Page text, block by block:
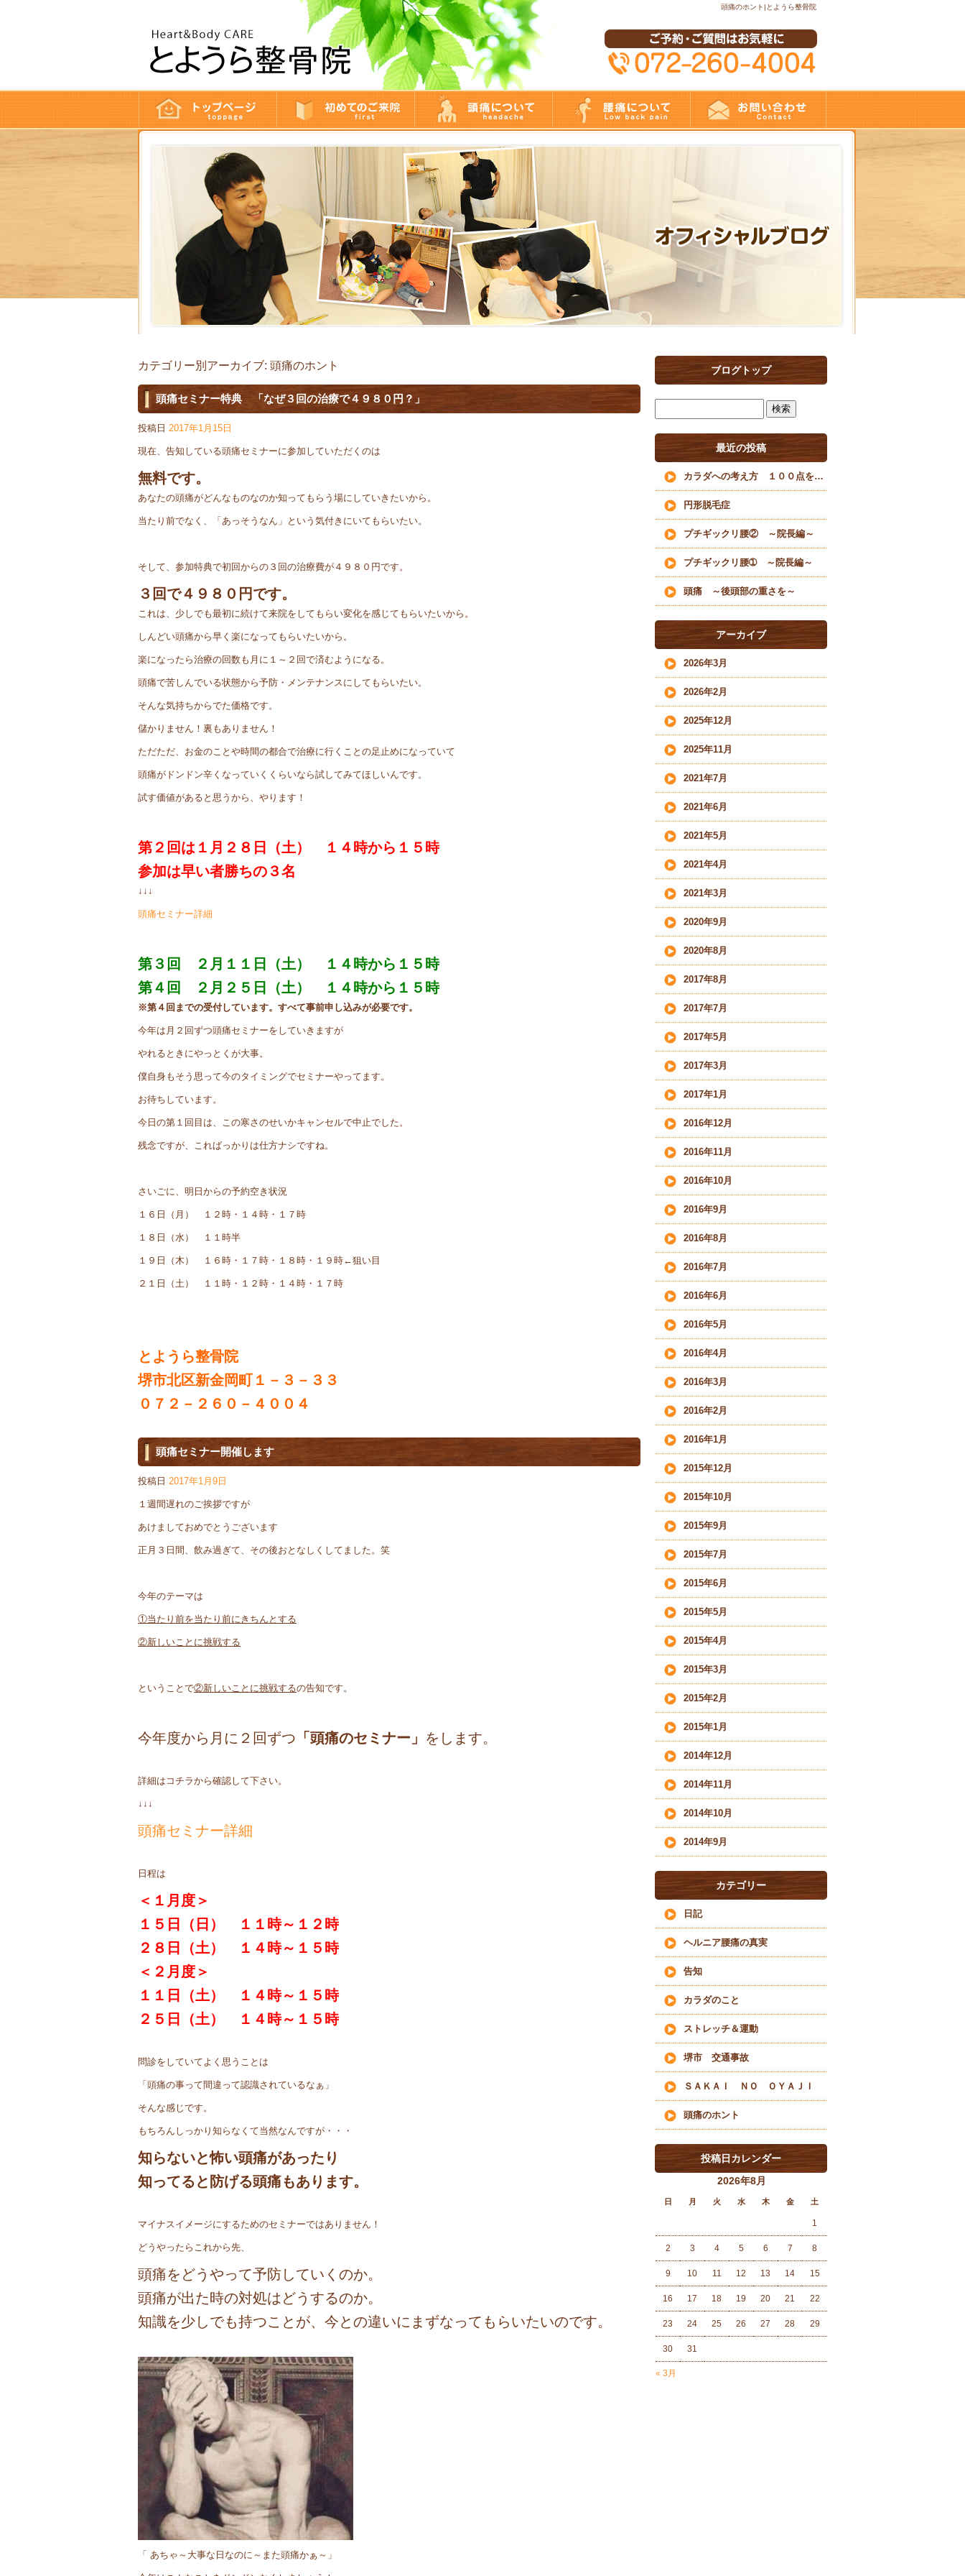
頭痛のホント|とようら整骨院
カテゴリー別アーカイブ: 頭痛のホント
頭痛セミナー特典 「なぜ３回の治療で４９８０円？」
投稿日 2017年1月15日
現在、告知している頭痛セミナーに参加していただくのは
無料です。
あなたの頭痛がどんなものなのか知ってもらう場にしていきたいから。
当たり前でなく、「あっそうなん」という気付きにいてもらいたい。
そして、参加特典で初回からの３回の治療費が４９８０円です。
３回で４９８０円です。
これは、少しでも最初に続けて来院をしてもらい変化を感じてもらいたいから。
しんどい頭痛から早く楽になってもらいたいから。
楽になったら治療の回数も月に１～２回で済むようになる。
頭痛で苦しんでいる状態から予防・メンテナンスにしてもらいたい。
そんな気持ちからでた価格です。
儲かりません！裏もありません！
ただただ、お金のことや時間の都合で治療に行くことの足止めになっていて
頭痛がドンドン辛くなっていくくらいなら試してみてほしいんです。
試す価値があると思うから、やります！
第２回は１月２８日（土） １４時から１５時
参加は早い者勝ちの３名
↓↓↓
頭痛セミナー詳細
第３回 ２月１１日（土） １４時から１５時
第４回 ２月２５日（土） １４時から１５時
※第４回までの受付しています。すべて事前申し込みが必要です。
今年は月２回ずつ頭痛セミナーをしていきますが
やれるときにやっとくが大事。
僕自身もそう思って今のタイミングでセミナーやってます。
お待ちしています。
今日の第１回目は、この寒さのせいかキャンセルで中止でした。
残念ですが、こればっかりは仕方ナシですね。
さいごに、明日からの予約空き状況
１６日（月） １２時・１４時・１７時
１８日（水） １１時半
１９日（木） １６時・１７時・１８時・１９時←狙い目
２１日（土） １１時・１２時・１４時・１７時
とようら整骨院
堺市北区新金岡町１－３－３３
０７２－２６０－４００４
頭痛セミナー開催します
投稿日 2017年1月9日
１週間遅れのご挨拶ですが
あけましておめでとうございます
正月３日間、飲み過ぎて、その後おとなしくしてました。笑
今年のテーマは
①当たり前を当たり前にきちんとする
②新しいことに挑戦する
ということで②新しいことに挑戦するの告知です。
今年度から月に２回ずつ 「頭痛のセミナー」 をします。
詳細はコチラから確認して下さい。
↓↓↓
頭痛セミナー詳細
日程は
＜１月度＞
１５日（日） １１時～１２時
２８日（土） １４時～１５時
＜２月度＞
１１日（土） １４時～１５時
２５日（土） １４時～１５時
問診をしていてよく思うことは
「頭痛の事って間違って認識されているなぁ」
そんな感じです。
もちろんしっかり知らなくて当然なんですが・・・
知らないと怖い頭痛があったり
知ってると防げる頭痛もあります。
マイナスイメージにするためのセミナーではありません！
どうやったらこれから先、
頭痛をどうやって予防していくのか。
頭痛が出た時の対処はどうするのか。
知識を少しでも持つことが、今との違いにまずなってもらいたいのです。
「 あちゃ～大事な日なのに～また頭痛かぁ～」
ブログトップ
最近の投稿
カラダへの考え方 １００点を目指すな
円形脱毛症
プチギックリ腰② ～院長編～
プチギックリ腰➀ ～院長編～
頭痛 ～後頭部の重さを～
アーカイブ
2026年3月
2026年2月
2025年12月
2025年11月
2021年7月
2021年6月
2021年5月
2021年4月
2021年3月
2020年9月
2020年8月
2017年8月
2017年7月
2017年5月
2017年3月
2017年1月
2016年12月
2016年11月
2016年10月
2016年9月
2016年8月
2016年7月
2016年6月
2016年5月
2016年4月
2016年3月
2016年2月
2016年1月
2015年12月
2015年10月
2015年9月
2015年7月
2015年6月
2015年5月
2015年4月
2015年3月
2015年2月
2015年1月
2014年12月
2014年11月
2014年10月
2014年9月
カテゴリー
日記
ヘルニア腰痛の真実
告知
カラダのこと
ストレッチ＆運動
堺市 交通事故
ＳＡＫＡＩ ＮＯ ＯＹＡＪＩ
頭痛のホント
投稿日カレンダー
2026年8月
日 月 火 水 木 金 土
« 3月
1
2 3 4 5 6 7 8
9 10 11 12 13 14 15
16 17 18 19 20 21 22
23 24 25 26 27 28 29
30 31